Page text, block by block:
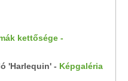
kettősége -
'Harlequin' - Képgaléria